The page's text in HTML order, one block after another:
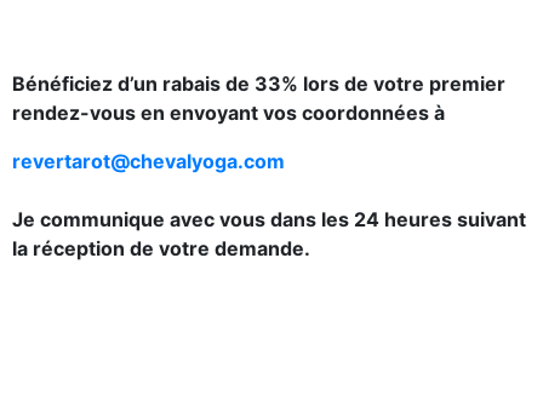
Bénéficiez d’un rabais de 33% lors de votre premier
rendez-vous en envoyant vos coordonnées à
revertarot@chevalyoga.com
Je communique avec vous dans les 24 heures suivant
la réception de votre demande.